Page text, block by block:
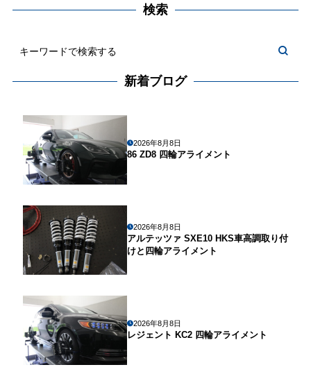
検索
新着ブログ
2026年8月8日
86 ZD8 四輪アライメント
2026年8月8日
アルテッツァ SXE10 HKS車高調取り付
けと四輪アライメント
2026年8月8日
レジェント KC2 四輪アライメント